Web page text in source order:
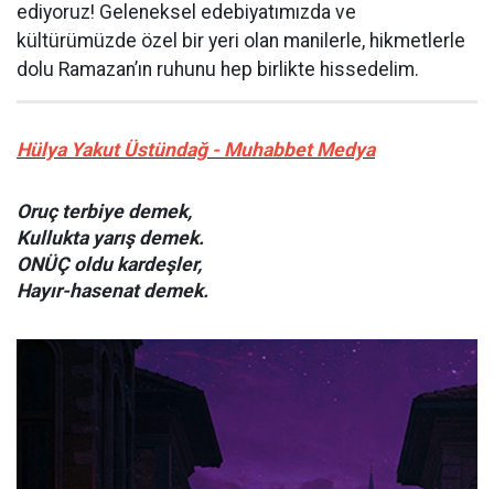
ediyoruz! Geleneksel edebiyatımızda ve
kültürümüzde özel bir yeri olan manilerle, hikmetlerle
dolu Ramazan’ın ruhunu hep birlikte hissedelim.
Hülya Yakut Üstündağ - Muhabbet Medya
Oruç terbiye demek,
Kullukta yarış demek.
ONÜÇ oldu kardeşler,
Hayır-hasenat demek.